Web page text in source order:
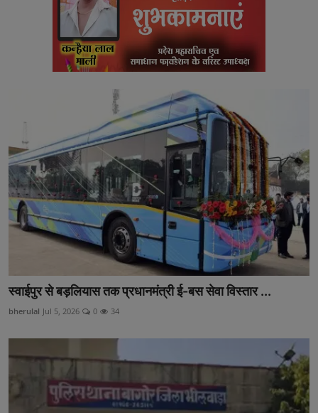
स्वाईपुर से बड़लियास तक प्रधानमंत्री ई-बस सेवा विस्तार ...
bherulal Jul 5, 2026 0 34